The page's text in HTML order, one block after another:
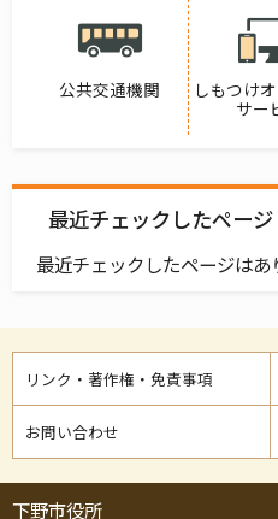
公共交通機関
しもつけ
サー
最近チェックしたページ
最近チェックしたページはあ
リンク・著作権・免責事項
お問い合わせ
下野市役所